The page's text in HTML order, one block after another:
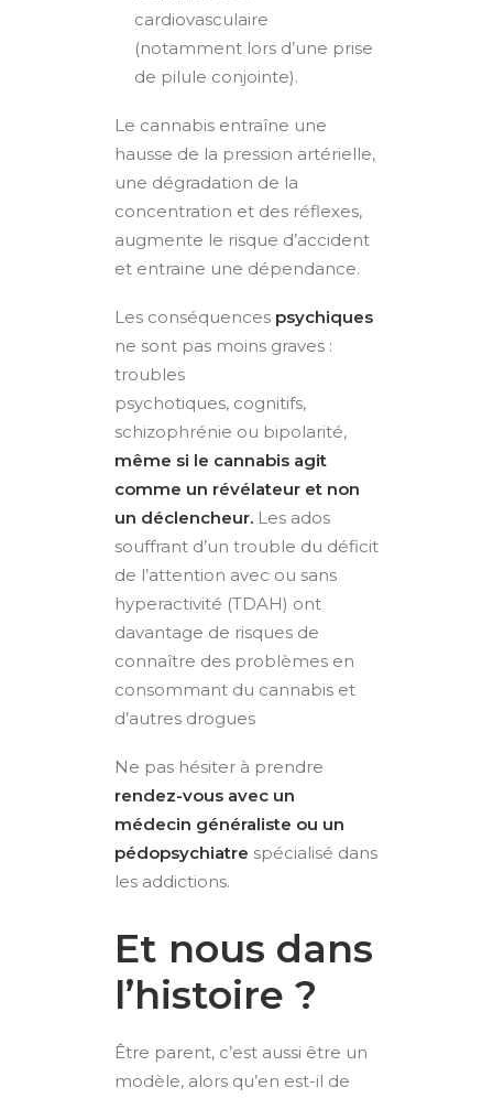
cardiovasculaire
(notamment lors d’une prise
de pilule conjointe).
Le cannabis entraîne une
hausse de la pression artérielle,
une dégradation de la
concentration et des réflexes,
augmente le risque d’accident
et entraine une dépendance.
Les conséquences psychiques
ne sont pas moins graves :
troubles
psychotiques, cognitifs,
schizophrénie ou bipolarité,
même si le cannabis agit
comme un révélateur et non
un déclencheur.Les ados
souffrant d’un trouble du déficit
de l’attention avec ou sans
hyperactivité (TDAH) ont
davantage de risques de
connaître des problèmes en
consommant du cannabis et
d’autres drogues
Ne pas hésiter à prendre
rendez-vous avec un
médecin généraliste ou un
pédopsychiatre spécialisé dans
les addictions.
Et nous dans
l’histoire ?
Être parent, c’est aussi être un
modèle, alors qu’en est-il de